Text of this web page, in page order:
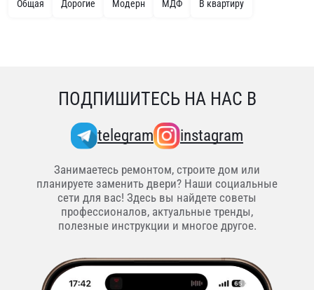
Общая Дорогие Модерн МДФ В квартиру
ПОДПИШИТЕСЬ НА НАС В
telegram instagram
Занимаетесь ремонтом, строите дом или
планируете заменить двери? Наши социальные
сети для вас! Здесь вы найдете советы
профессионалов, актуальные тренды,
полезные инструкции и многое другое.